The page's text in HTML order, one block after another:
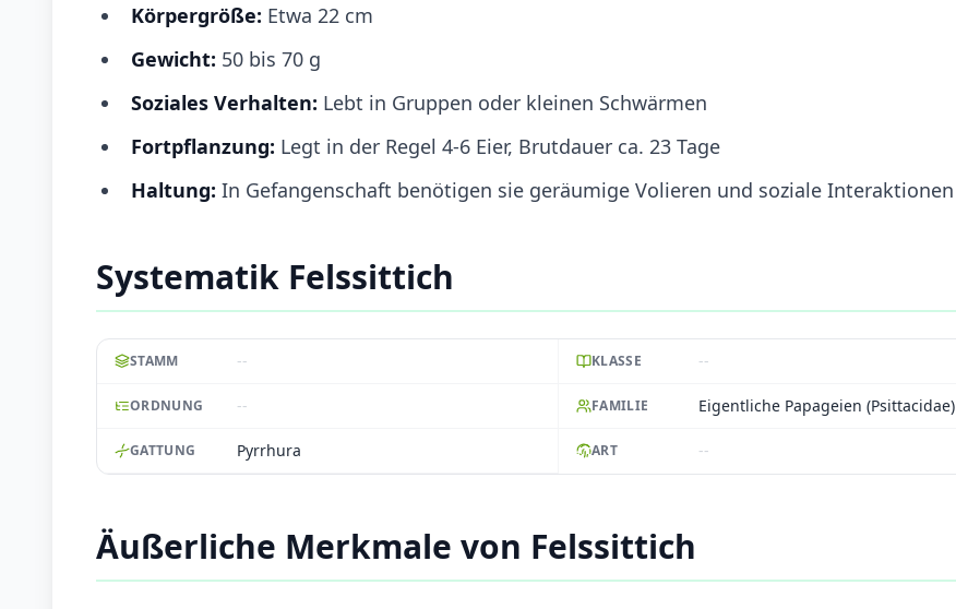
Körpergröße: Etwa 22 cm
Gewicht: 50 bis 70 g
Soziales Verhalten: Lebt in Gruppen oder kleinen Schwärmen
Fortpflanzung: Legt in der Regel 4-6 Eier, Brutdauer ca. 23 Tage
Haltung: In Gefangenschaft benötigen sie geräumige Volieren und soziale Interaktionen
Systematik Felssittich
STAMM -- KLASSE --
ORDNUNG -- FAMILIE Eigentliche Papageien (Psittacidae)
GATTUNG Pyrrhura ART --
Äußerliche Merkmale von Felssittich